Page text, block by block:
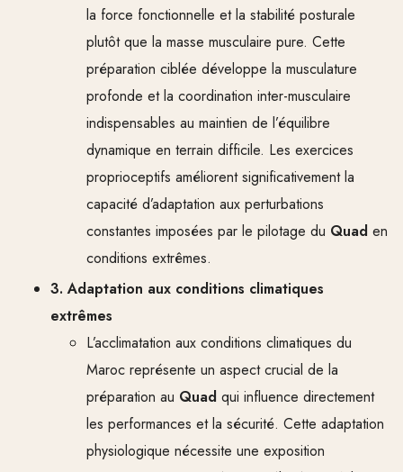
la force fonctionnelle et la stabilité posturale
plutôt que la masse musculaire pure. Cette
préparation ciblée développe la musculature
profonde et la coordination inter-musculaire
indispensables au maintien de l’équilibre
dynamique en terrain difficile. Les exercices
proprioceptifs améliorent significativement la
capacité d’adaptation aux perturbations
constantes imposées par le pilotage du Quad en
conditions extrêmes.
3. Adaptation aux conditions climatiques
extrêmes
L’acclimatation aux conditions climatiques du
Maroc représente un aspect crucial de la
préparation au Quad qui influence directement
les performances et la sécurité. Cette adaptation
physiologique nécessite une exposition